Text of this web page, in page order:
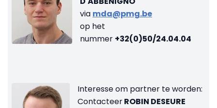
via mda@pmg.be
op het
nummer +32(0)50/24.04.04
Interesse om partner te worden:
ContacteerROBIN DESEURE